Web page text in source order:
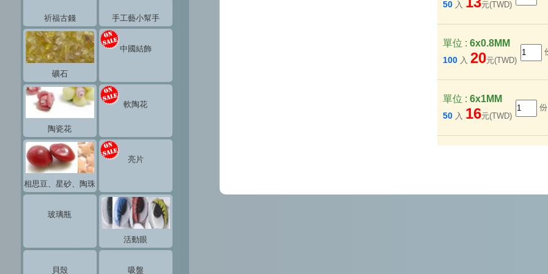
祈福古錢 手工藝小幫手
礦石
中國結飾
陶瓷花
軟陶花
相思豆、星砂、陶珠
亮片
玻璃瓶
活動眼
貝殼 吸盤
50入 元(TWD)
單位 : 6x0.8MM
100入 20元(TWD)
單位 : 6x1MM
50入 16元(TWD)